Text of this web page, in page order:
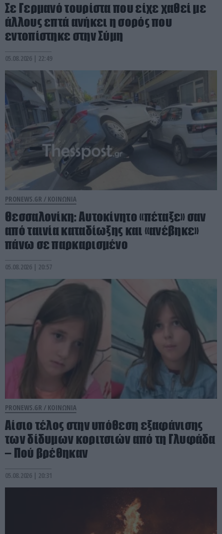
Σε Γερμανό τουρίστα που είχε χαθεί με
άλλους επτά ανήκει η σορός που
εντοπίστηκε στην Σύμη
05.08.2026 | 22:49
PRONEWS.GR / ΚΟΙΝΩΝΙΑ
Θεσσαλονίκη: Αυτοκίνητο «πέταξε» σαν
από ταινία καταδίωξης και «ανέβηκε»
πάνω σε παρκαρισμένο
05.08.2026 | 20:57
PRONEWS.GR / ΚΟΙΝΩΝΙΑ
Αίσιο τέλος στην υπόθεση εξαφάνισης
των δίδυμων κοριτσιών από τη Γλυφάδα
– Πού βρέθηκαν
05.08.2026 | 20:31